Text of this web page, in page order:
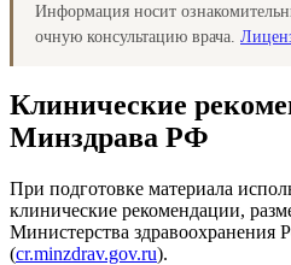
Информация носит
очную консультацию врача.
Клинические
Минздрава РФ
При подготовке материала
клинические рекомендации,
Министерства здравоохранения
(cr.minzdrav.gov.ru).